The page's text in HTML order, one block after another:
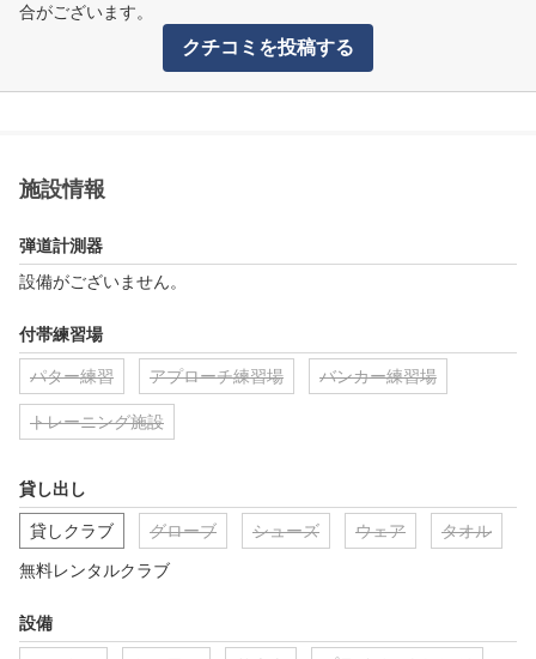
合がございます。
クチコミを投稿する
施設情報
弾道計測器
設備がございません。
付帯練習場
パター練習 アプローチ練習場 バンカー練習場
トレーニング施設
貸し出し
貸しクラブ グローブ シューズ ウェア タオル
無料レンタルクラブ
設備